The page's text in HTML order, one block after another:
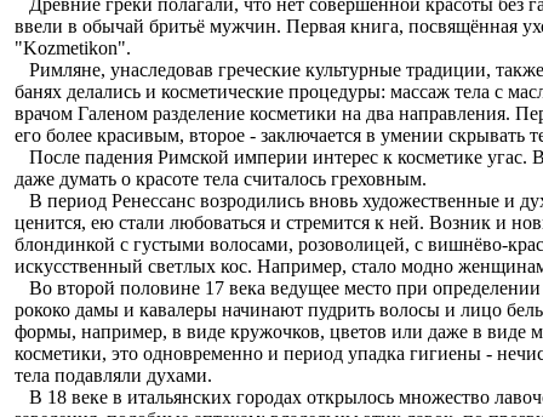
Древние греки полагали, что нет совершенной красоты
ввели в обычай бритьё мужчин. Первая книга, посвящённая
"Kozmetikon".
Римляне, унаследовав греческие культурные традиции,
банях делались и косметические процедуры: массаж тела с
врачом Галеном разделение косметики на два направления.
его более красивым, второе - заключается в умении скрывать
После падения Римской империи интерес к косметике угас.
даже думать о красоте тела считалось греховным.
В период Ренессанс возродились вновь художественные и
ценится, ею стали любоваться и стремится к ней. Возник и
блондинкой с густыми волосами, розоволицей, с вишнёво-
искусственный светлых кос. Например, стало модно
Во второй половине 17 века ведущее место при
рококо дамы и кавалеры начинают пудрить волосы и лицо
формы, например, в виде кружочков, цветов или даже в виде
косметики, это одновременно и период упадка гигиены -
тела подавляли духами.
В 18 веке в итальянских городах открылось множество